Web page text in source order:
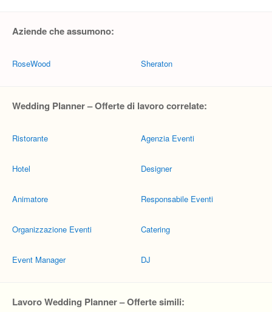
Aziende che assumono:
RoseWood Sheraton
Wedding Planner – Offerte di lavoro correlate:
Ristorante
Hotel
Animatore
Organizzazione Eventi
Event Manager
Agenzia Eventi
Designer
Responsabile Eventi
Catering
DJ
Lavoro Wedding Planner – Offerte simili: